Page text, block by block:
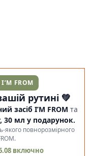
FROM
рутині 💚
засіб I’M FROM та
30 мл у подарунок.
якого повнорозмірного
включно